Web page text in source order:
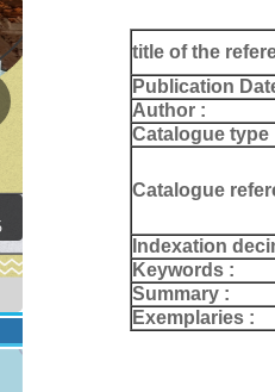
title of the
Publication
Author :
Catalogue type
Catalogue
Indexation
Keywords :
Summary :
Exemplaries :